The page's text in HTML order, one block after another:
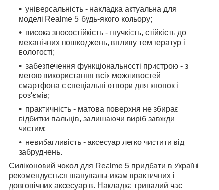
універсальність - накладка актуальна для
моделі Realme 5 будь-якого кольору;
висока зносостійкість - гнучкість, стійкість до
механічних пошкоджень, впливу температур і
вологості;
забезпечення функціональності пристрою - з
метою використання всіх можливостей
смартфона є спеціальні отвори для кнопок і
роз'ємів;
практичність - матова поверхня не збирає
відбитки пальців, залишаючи виріб завжди
чистим;
невибагливість - аксесуар легко чистити від
забруднень.
Силіконовий чохол для Realme 5 придбати в Україні
рекомендується шанувальникам практичних і
довговічних аксесуарів. Накладка тривалий час